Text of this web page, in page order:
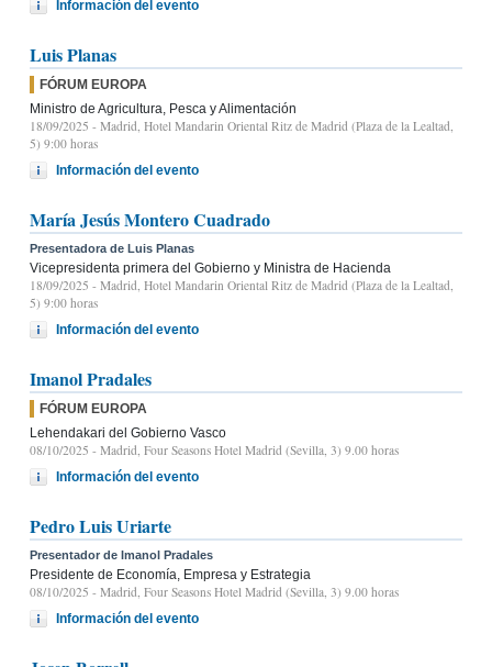
Información del evento
Luis Planas
FÓRUM EUROPA
Ministro de Agricultura, Pesca y Alimentación
18/09/2025 - Madrid, Hotel Mandarin Oriental Ritz de Madrid (Plaza de la Lealtad,
5) 9:00 horas
Información del evento
María Jesús Montero Cuadrado
Presentadora de Luis Planas
Vicepresidenta primera del Gobierno y Ministra de Hacienda
18/09/2025 - Madrid, Hotel Mandarin Oriental Ritz de Madrid (Plaza de la Lealtad,
5) 9:00 horas
Información del evento
Imanol Pradales
FÓRUM EUROPA
Lehendakari del Gobierno Vasco
08/10/2025 - Madrid, Four Seasons Hotel Madrid (Sevilla, 3) 9.00 horas
Información del evento
Pedro Luis Uriarte
Presentador de Imanol Pradales
Presidente de Economía, Empresa y Estrategia
08/10/2025 - Madrid, Four Seasons Hotel Madrid (Sevilla, 3) 9.00 horas
Información del evento